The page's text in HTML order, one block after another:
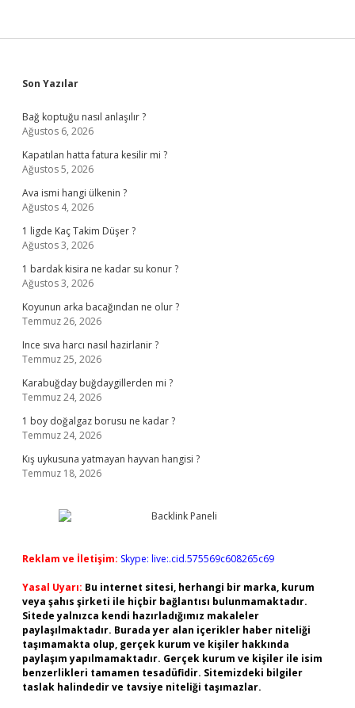
Sidebar
Son Yazılar
Bağ koptuğu nasıl anlaşılır ?
Ağustos 6, 2026
Kapatılan hatta fatura kesilir mi ?
Ağustos 5, 2026
Ava ismi hangi ülkenin ?
Ağustos 4, 2026
1 ligde Kaç Takim Düşer ?
Ağustos 3, 2026
1 bardak kisira ne kadar su konur ?
Ağustos 3, 2026
Koyunun arka bacağından ne olur ?
Temmuz 26, 2026
Ince sıva harcı nasıl hazirlanir ?
Temmuz 25, 2026
Karabuğday buğdaygillerden mi ?
Temmuz 24, 2026
1 boy doğalgaz borusu ne kadar ?
Temmuz 24, 2026
Kış uykusuna yatmayan hayvan hangisi ?
Temmuz 18, 2026
Reklam ve İletişim: Skype: live:.cid.575569c608265c69
Yasal Uyarı: Bu internet sitesi, herhangi bir marka, kurum
veya şahıs şirketi ile hiçbir bağlantısı bulunmamaktadır.
Sitede yalnızca kendi hazırladığımız makaleler
paylaşılmaktadır. Burada yer alan içerikler haber niteliği
taşımamakta olup, gerçek kurum ve kişiler hakkında
paylaşım yapılmamaktadır. Gerçek kurum ve kişiler ile isim
benzerlikleri tamamen tesadüfidir. Sitemizdeki bilgiler
taslak halindedir ve tavsiye niteliği taşımazlar.